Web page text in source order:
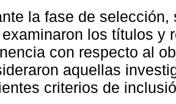
la fase de
los títulos y
con respecto al
aquellas
criterios de